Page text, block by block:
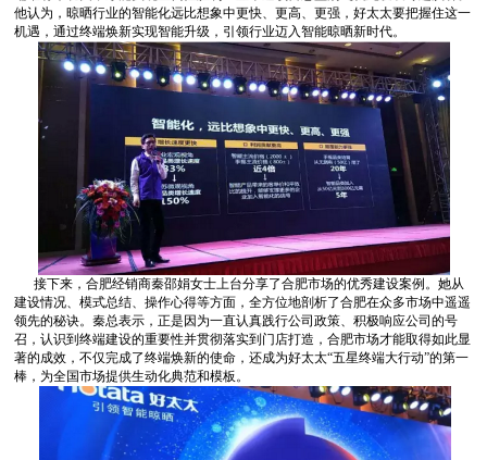
机遇，通过终端焕新实现智能升级，引领行业迈入智能晾晒新时代。
棒，为全国市场提供生动化典范和模板。